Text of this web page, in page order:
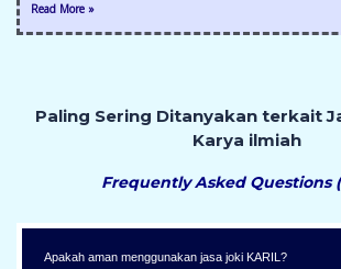
Read More »
Paling Sering Ditanyakan terkait
Karya ilmiah
Frequently Asked Questions
Apakah aman menggunakan jasa joki KARIL?